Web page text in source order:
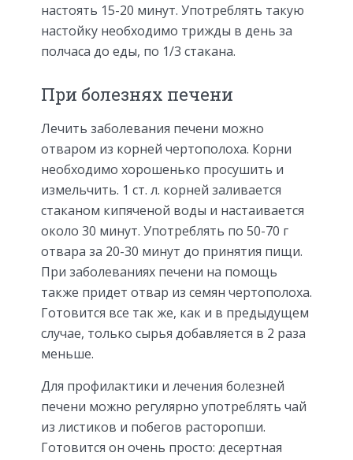
настоять 15-20 минут. Употреблять такую
настойку необходимо трижды в день за
полчаса до еды, по 1/3 стакана.
При болезнях печени
Лечить заболевания печени можно
отваром из корней чертополоха. Корни
необходимо хорошенько просушить и
измельчить. 1 ст. л. корней заливается
стаканом кипяченой воды и настаивается
около 30 минут. Употреблять по 50-70 г
отвара за 20-30 минут до принятия пищи.
При заболеваниях печени на помощь
также придет отвар из семян чертополоха.
Готовится все так же, как и в предыдущем
случае, только сырья добавляется в 2 раза
меньше.
Для профилактики и лечения болезней
печени можно регулярно употреблять чай
из листиков и побегов расторопши.
Готовится он очень просто: десертная